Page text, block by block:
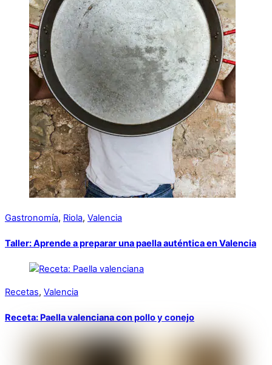
Gastronomía, Riola, Valencia
Taller: Aprende a preparar una paella auténtica en Valencia
Recetas, Valencia
Receta: Paella valenciana con pollo y conejo